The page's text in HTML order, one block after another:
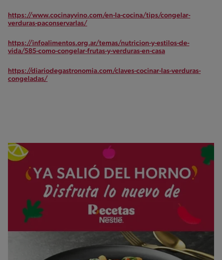
https://www.cocinayvino.com/en-la-cocina/tips/congelar-
verduras-paconservarlas/
https://infoalimentos.org.ar/temas/nutricion-y-estilos-de-
vida/585-como-congelar-frutas-y-verduras-en-casa
https://diariodegastronomia.com/claves-cocinar-las-verduras-
congeladas/